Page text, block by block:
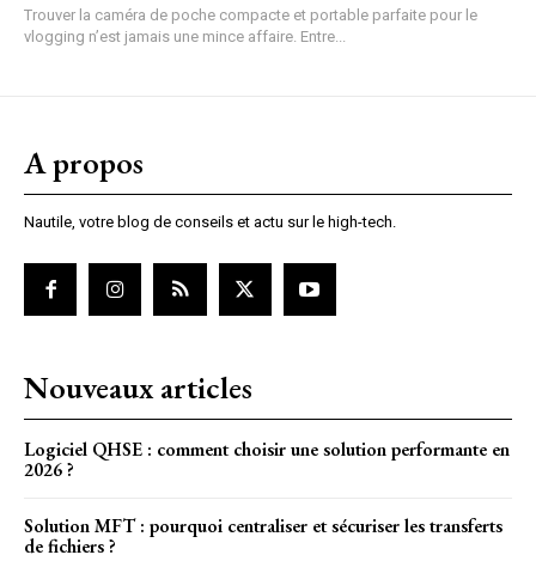
Trouver la caméra de poche compacte et portable parfaite pour le
vlogging n’est jamais une mince affaire. Entre...
A propos
Nautile, votre blog de conseils et actu sur le high-tech.
Nouveaux articles
Logiciel QHSE : comment choisir une solution performante en
2026 ?
Solution MFT : pourquoi centraliser et sécuriser les transferts
de fichiers ?